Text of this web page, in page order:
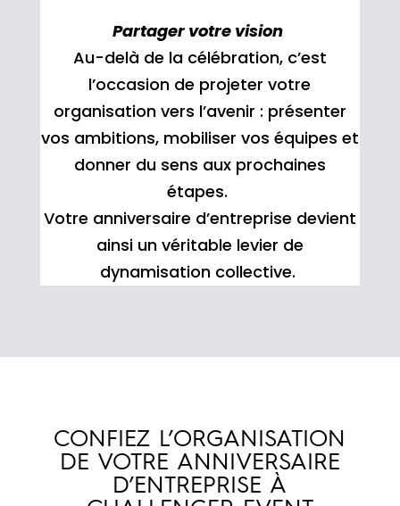
Partager votre vision
Au-delà de la célébration, c’est
l’occasion de projeter votre
organisation vers l’avenir : présenter
vos ambitions, mobiliser vos équipes et
donner du sens aux prochaines
étapes.
Votre anniversaire d’entreprise devient
ainsi un véritable levier de
dynamisation collective.
CONFIEZ L’ORGANISATION
DE VOTRE ANNIVERSAIRE
D’ENTREPRISE À